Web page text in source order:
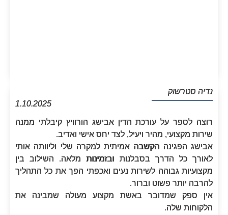
רוצה לספר על עורכת הדין אבישג הורוויץ קיבלתי ממנה
שירות מקצועי, מהיר ויעיל, לצד יחס אישי ואדיב.
אבישג הפגינה הקשבה אמיתית למקרה שלי וליוותה אותי
לאורך כל הדרך בסבלנות ובזמינות מלאה. השילוב בין
מקצועיות גבוהה לשירות נעים ואכפתי הפך את כל התהליך
להרבה יותר פשוט וברור.
אין ספק שמדובר באשת מקצוע מעולה שמבינה את
הלקוחות שלה.
נדיה סטרשוק
1.10.2025